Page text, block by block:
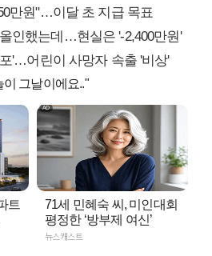
만원"…이달 초 지급 목표
인했는데…현실은 '-2,400만원'
'…어린이 사망자 속출 '비상'
그날이에요.."
트
71세 민혜숙 씨, 미인대회
평정한 ‘방부제 여신’
뉴스캐스트